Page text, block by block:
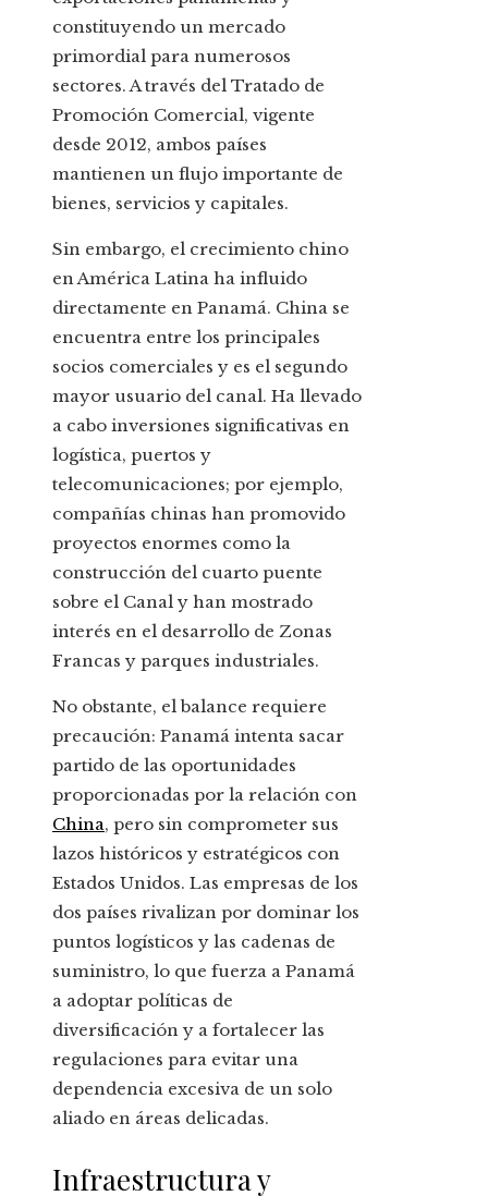
constituyendo un mercado
primordial para numerosos
sectores. A través del Tratado de
Promoción Comercial, vigente
desde 2012, ambos países
mantienen un flujo importante de
bienes, servicios y capitales.
Sin embargo, el crecimiento chino
en América Latina ha influido
directamente en Panamá. China se
encuentra entre los principales
socios comerciales y es el segundo
mayor usuario del canal. Ha llevado
a cabo inversiones significativas en
logística, puertos y
telecomunicaciones; por ejemplo,
compañías chinas han promovido
proyectos enormes como la
construcción del cuarto puente
sobre el Canal y han mostrado
interés en el desarrollo de Zonas
Francas y parques industriales.
No obstante, el balance requiere
precaución: Panamá intenta sacar
partido de las oportunidades
proporcionadas por la relación con
China, pero sin comprometer sus
lazos históricos y estratégicos con
Estados Unidos. Las empresas de los
dos países rivalizan por dominar los
puntos logísticos y las cadenas de
suministro, lo que fuerza a Panamá
a adoptar políticas de
diversificación y a fortalecer las
regulaciones para evitar una
dependencia excesiva de un solo
aliado en áreas delicadas.
Infraestructura y